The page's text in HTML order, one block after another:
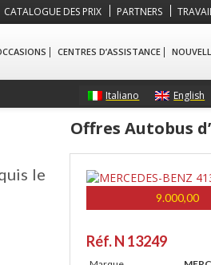
CATALOGUE DES PRIX PARTNERS
CENTRES D’ASSISTANCE
Italiano English
le
Offres Autobus
9.000,00
Réf. N 13249